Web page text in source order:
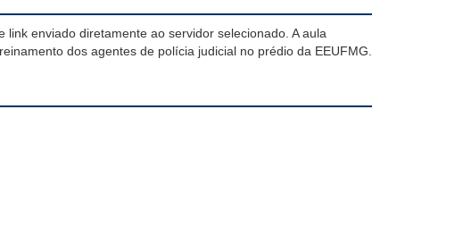
enviado diretamente ao servidor selecionado. A aula
dos agentes de polícia judicial no prédio da EEUFMG.